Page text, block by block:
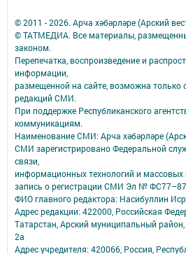
© 2011 - 2026. Арча хәбәрләре (Арский
© ТАТМЕДИА. Все материалы,
законом.
Перепечатка, воспроизведение и
информации,
размещенной на сайте, возможна только
редакций СМИ.
При поддержке Республиканского
коммуникациям.
Наименование СМИ: Арча хәбәрләре
СМИ зарегистрировано Федеральной
связи,
информационных технологий и
запись о регистрации СМИ Эл №
ФИО главного редактора: Насибуллин
Адрес редакции: 422000, Российская
Татарстан, Арский муниципальный район,
2а
Адрес учредителя: 420066, Россия,